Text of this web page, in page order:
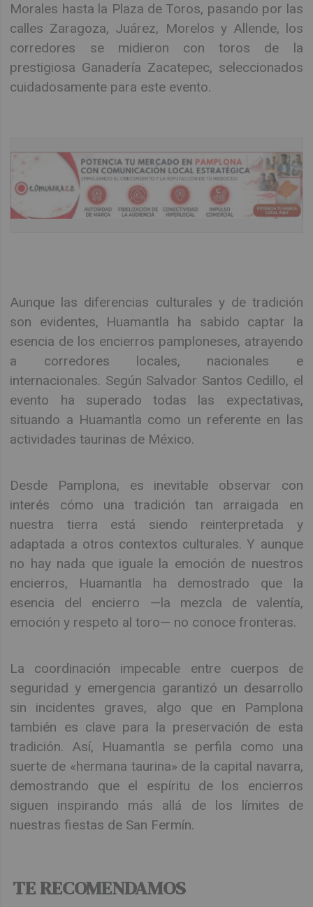
Morales hasta la Plaza de Toros, pasando por las
calles Zaragoza, Juárez, Morelos y Allende, los
corredores se midieron con toros de la
prestigiosa Ganadería Zacatepec, seleccionados
cuidadosamente para este evento.
Aunque las diferencias culturales y de tradición
son evidentes, Huamantla ha sabido captar la
esencia de los encierros pamploneses, atrayendo
a corredores locales, nacionales e
internacionales. Según Salvador Santos Cedillo, el
evento ha superado todas las expectativas,
situando a Huamantla como un referente en las
actividades taurinas de México.
Desde Pamplona, es inevitable observar con
interés cómo una tradición tan arraigada en
nuestra tierra está siendo reinterpretada y
adaptada a otros contextos culturales. Y aunque
no hay nada que iguale la emoción de nuestros
encierros, Huamantla ha demostrado que la
esencia del encierro —la mezcla de valentía,
emoción y respeto al toro— no conoce fronteras.
La coordinación impecable entre cuerpos de
seguridad y emergencia garantizó un desarrollo
sin incidentes graves, algo que en Pamplona
también es clave para la preservación de esta
tradición. Así, Huamantla se perfila como una
suerte de «hermana taurina» de la capital navarra,
demostrando que el espíritu de los encierros
siguen inspirando más allá de los límites de
nuestras fiestas de San Fermín.
TE RECOMENDAMOS